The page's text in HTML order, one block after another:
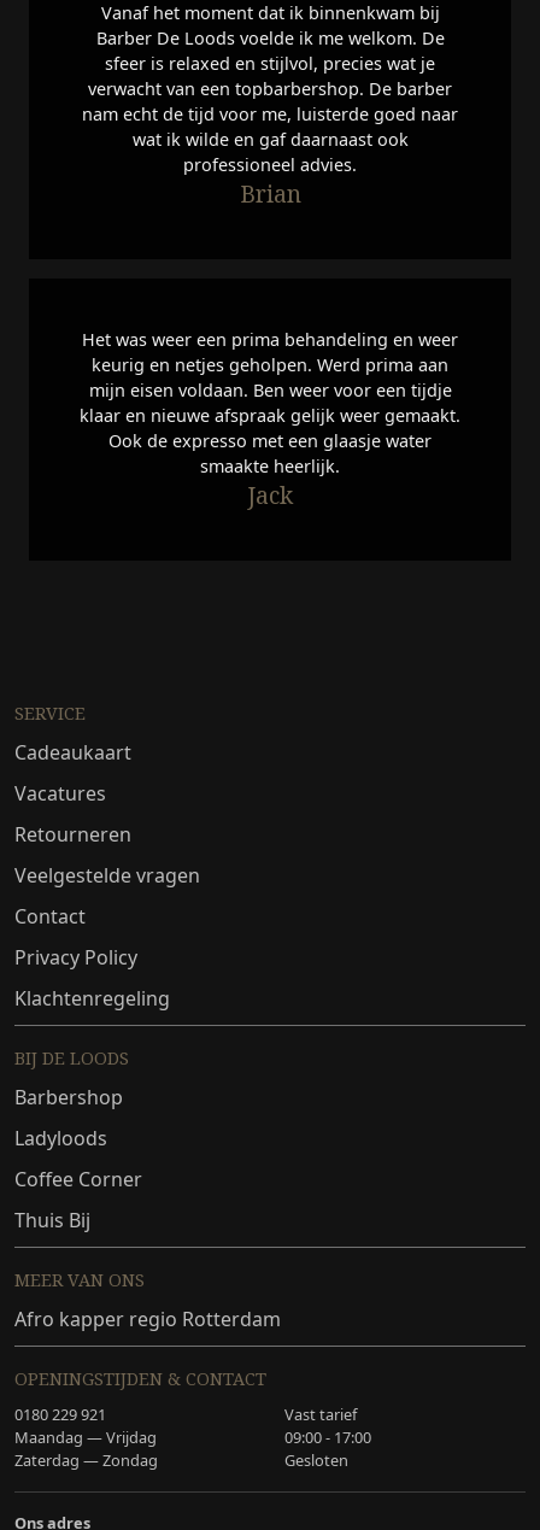
Vanaf het moment dat ik binnenkwam bij
Barber De Loods voelde ik me welkom. De
sfeer is relaxed en stijlvol, precies wat je
verwacht van een topbarbershop. De barber
nam echt de tijd voor me, luisterde goed naar
wat ik wilde en gaf daarnaast ook
professioneel advies.
Brian
Het was weer een prima behandeling en weer
keurig en netjes geholpen. Werd prima aan
mijn eisen voldaan. Ben weer voor een tijdje
klaar en nieuwe afspraak gelijk weer gemaakt.
Ook de expresso met een glaasje water
smaakte heerlijk.
Jack
SERVICE
Cadeaukaart
Vacatures
Retourneren
Veelgestelde vragen
Contact
Privacy Policy
Klachtenregeling
BIJ DE LOODS
Barbershop
Ladyloods
Coffee Corner
Thuis Bij
MEER VAN ONS
Afro kapper regio Rotterdam
OPENINGSTIJDEN & CONTACT
0180 229 921
Vast tarief
Maandag — Vrijdag
09:00 - 17:00
Zaterdag — Zondag
Gesloten
Ons adres